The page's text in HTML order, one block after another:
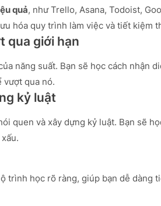
quả, như Trello, Asana, Todoist,
hóa quy trình làm việc và tiết kiệm
qua giới hạn
năng suất. Bạn sẽ học cách nhận
vượt qua nó.
kỷ luật
quen và xây dựng kỷ luật. Bạn sẽ
trình học rõ ràng, giúp bạn dễ dàng